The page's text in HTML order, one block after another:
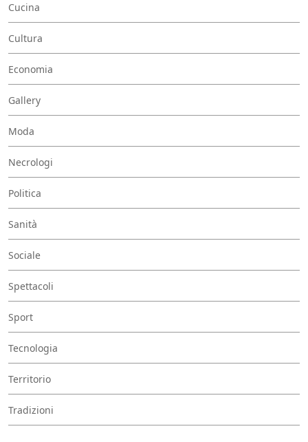
Cucina
Cultura
Economia
Gallery
Moda
Necrologi
Politica
Sanità
Sociale
Spettacoli
Sport
Tecnologia
Territorio
Tradizioni